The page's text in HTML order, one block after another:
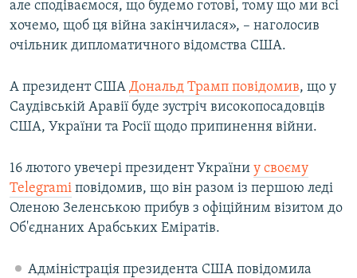
але сподіваємося, що будемо готові, тому що ми всі
хочемо, щоб ця війна закінчилася», – наголосив
очільник дипломатичного відомства США.
А президент США Дональд Трамп повідомив, що у
Саудівській Аравії буде зустріч високопосадовців
США, України та Росії щодо припинення війни.
16 лютого увечері президент України у своєму
Telegrami повідомив, що він разом із першою леді
Оленою Зеленською прибув з офіційним візитом до
Об'єднаних Арабських Еміратів.
Адміністрація президента США повідомила